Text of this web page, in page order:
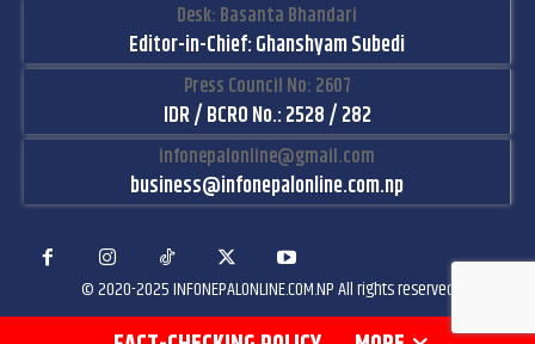
Desk: Basanta Bhandari
Editor-in-Chief: Ghanshyam Subedi
Press Council No: 2607
IDR / BCRO No.: 2528 / 282
infonepalonline@gmail.com
business@infonepalonline.com.np
© 2020-2025 INFONEPALONLINE.COM.NP All rights reserved